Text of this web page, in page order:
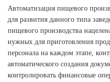
Автоматизация пищевого
для развития данного типа
пищевого производства
нужных для приготовления
персонала на каждом этапе,
автоматического создания
контролировать финансовые